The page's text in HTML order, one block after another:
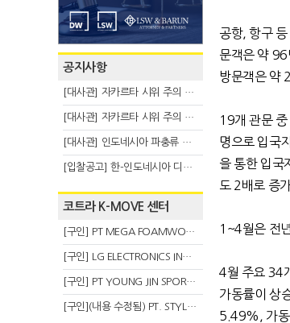
공지사항
[대사관] 자카르타 시위 주의 안내(8.6)
[대사관] 자카르타 시위 주의 안내(8.3)
[대사관] 인도네시아 파충류 불법 반출 주의 (7.29)
[입찰공고] 한-인도네시아 디지털융복합 탈 전시회
코트라 K-MOVE 센터
[구인] PT MEGA FOAMWORKS INDONESIA
[구인] LG ELECTRONICS INDONESIA
[구인] PT YOUNG JIN SPORT INDONESIA
[구인](내용 수정됨) PT. STYLE KOREAN INDONESIA (스타일 코리안 인도네시아)
공항, 항구
문객은 약
방문객은 약
19개 관문
명으로 입국
을 통한 입국
도 2배로 증
1~4월은 전
4월 주요 34
가동률이 상
5.49%, 가동